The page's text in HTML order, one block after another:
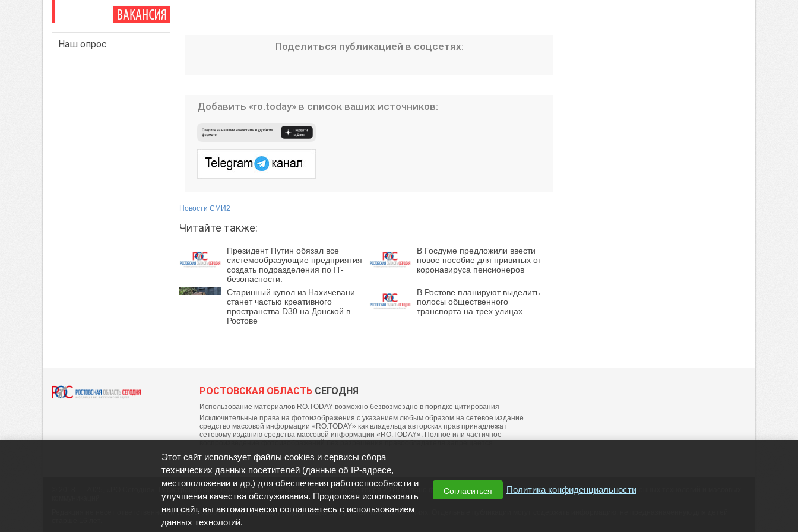
Поделиться публикацией в соцсетях:
Добавить «ro.today» в список ваших источников:
Новости СМИ2
Читайте также:
Президент Путин обязал все
системообразующие предприятия
создать подразделения по IT-
безопасности.
В Госдуме предложили ввести
новое пособие для привитых от
коронавируса пенсионеров
Старинный купол из Нахичевани
станет частью креативного
пространства D30 на Донской в
Ростове
В Ростове планируют выделить
полосы общественного
транспорта на трех улицах
Наш опрос
РОСТОВСКАЯ ОБЛАСТЬ СЕГОДНЯ
Использование материалов RO.TODAY возможно безвозмездно в порядке цитирования
Исключительные права на фотоизображения с указанием любым образом на сетевое издание
средство массовой информации «RO.TODAY» как владельца авторских прав принадлежат
сетевому изданию средства массовой информации «RO.TODAY». Полное или частичное
© 2018 — 2025, «РО Сегодня». Регистрационный номер СМИ: ЭЛ № ФС77-76703 от 06 сентября 2019 выдано федеральной службой по надзору в сфере связи, информационных технологий и массовых
Редакция не несет ответственности за достоверность информации, содержащейся в рекламных объявлениях. Отдельные публикации могут содержать информацию, не предназначенную для детей
Этот сайт использует файлы cookies и сервисы сбора
технических данных посетителей (данные об IP-адресе,
местоположении и др.) для обеспечения работоспособности и
улучшения качества обслуживания. Продолжая использовать
наш сайт, вы автоматически соглашаетесь с использованием
данных технологий.
Согласиться Политика конфиденциальности